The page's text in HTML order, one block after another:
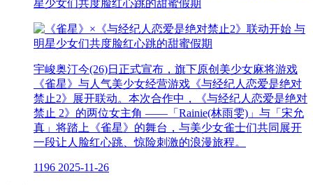
星少女们共度脸红心跳的甜蜜假期
宇峻奥汀今(26)日正式宣布，旗下原创美少女麻将游戏
《雀星》与人气美少女经营游戏《与经纪人恋爱是绝对
禁止2》展开联动。本次合作中，《与经纪人恋爱是绝对
禁止 2》的两位女主角 ——「Rainie(林雨雯)」与「宋允
真」将踏上《雀星》的舞台，与美少女雀士们共同展开
一段让人脸红心跳、惊险刺激的浪漫旅程。
1196 2025-11-26